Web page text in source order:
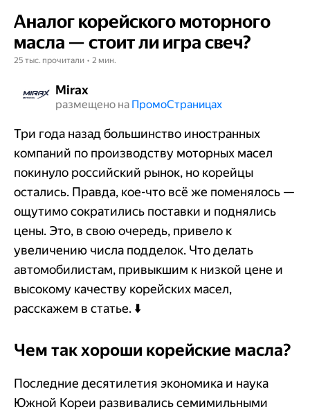
Аналог корейского моторного
масла — стоит ли игра свеч?
25 тыс. прочитали • 2 мин.
Mirax
размещено на Промо​​​​​​​Страницах
Три года назад большинство иностранных
компаний по производству моторных масел
покинуло российский рынок, но корейцы
остались. Правда, кое-что всё же поменялось —
ощутимо сократились поставки и поднялись
цены. Это, в свою очередь, привело к
увеличению числа подделок. Что делать
автомобилистам, привыкшим к низкой цене и
высокому качеству корейских масел,
расскажем в статье. ⬇️
Чем так хороши корейские масла?
Последние десятилетия экономика и наука
Южной Кореи развивались семимильными